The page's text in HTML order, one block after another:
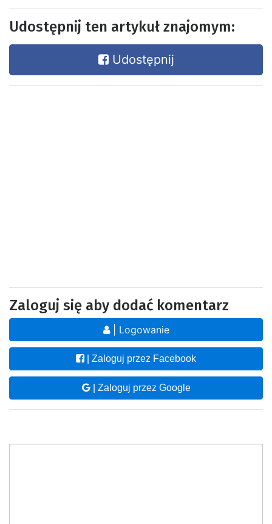
Udostępnij ten artykuł znajomym:
Udostępnij
Zaloguj się aby dodać komentarz
| Logowanie
| Zaloguj przez Facebook
| Zaloguj przez Google